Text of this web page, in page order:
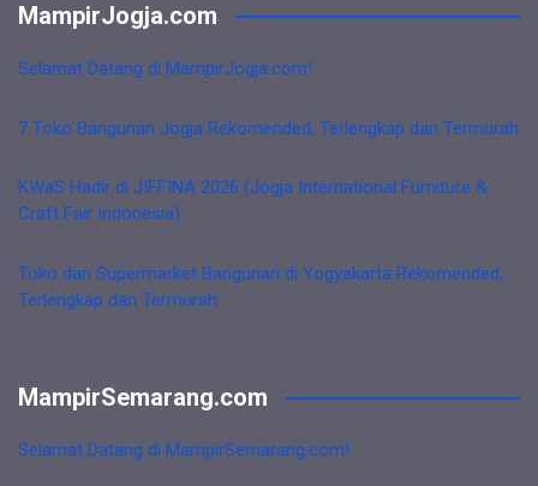
MampirJogja.com
Selamat Datang di MampirJogja.com!
7 Toko Bangunan Jogja Rekomended, Terlengkap dan Termurah
KWaS Hadir di JIFFINA 2026 (Jogja International Furniture &
Craft Fair Indonesia)
Toko dan Supermarket Bangunan di Yogyakarta Rekomended,
Terlengkap dan Termurah
MampirSemarang.com
Selamat Datang di MampirSemarang.com!